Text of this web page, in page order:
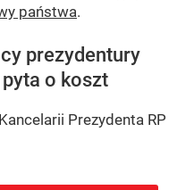
państwa.
prezydentury
o koszt
Prezydenta RP